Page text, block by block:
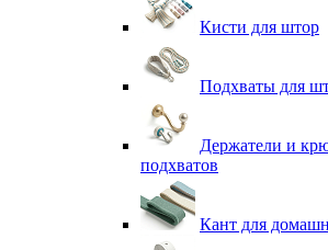
Кисти для штор
Подхваты для
Держатели и
подхватов
Кант для